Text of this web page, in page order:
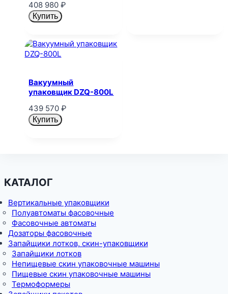
408 980₽
Купить
Вакуумный
упаковщик DZQ-800L
439 570₽
Купить
КАТАЛОГ
Вертикальные упаковщики
Полуавтоматы фасовочные
Фасовочные автоматы
Дозаторы фасовочные
Запайщики лотков, скин-упаковщики
Запайщики лотков
Непищевые скин упаковочные машины
Пищевые скин упаковочные машины
Термоформеры